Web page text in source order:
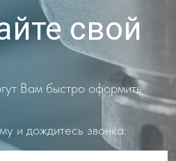
свой
Вам быстро оформить
и дождитесь звонка.